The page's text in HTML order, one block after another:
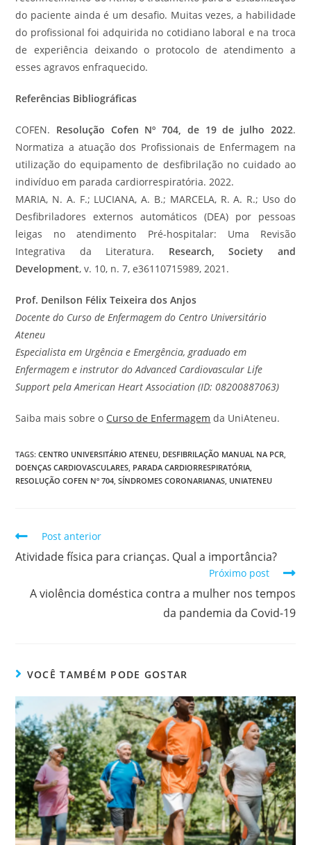
do paciente ainda é um desafio. Muitas vezes, a habilidade
do profissional foi adquirida no cotidiano laboral e na troca
de experiência deixando o protocolo de atendimento a
esses agravos enfraquecido.
Referências Bibliográficas
COFEN. Resolução Cofen Nº 704, de 19 de julho 2022.
Normatiza a atuação dos Profissionais de Enfermagem na
utilização do equipamento de desfibrilação no cuidado ao
indivíduo em parada cardiorrespiratória. 2022.
MARIA, N. A. F.; LUCIANA, A. B.; MARCELA, R. A. R.; Uso do
Desfibriladores externos automáticos (DEA) por pessoas
leigas no atendimento Pré-hospitalar: Uma Revisão
Integrativa da Literatura. Research, Society and
Development, v. 10, n. 7, e36110715989, 2021.
Prof. Denilson Félix Teixeira dos Anjos
Docente do Curso de Enfermagem do Centro Universitário
Ateneu
Especialista em Urgência e Emergência, graduado em
Enfermagem einstrutor do Advanced Cardiovascular Life
Support pela American Heart Association (ID: 08200887063)
Saiba mais sobre o Curso de Enfermagem da UniAteneu.
TAGS:CENTRO UNIVERSITÁRIO ATENEU, DESFIBRILAÇÃO MANUAL NA PCR,
DOENÇAS CARDIOVASCULARES, PARADA CARDIORRESPIRATÓRIA,
RESOLUÇÃO COFEN Nº 704, SÍNDROMES CORONARIANAS, UNIATENEU
Post anterior
Atividade física para crianças. Qual a importância?
Próximo post
A violência doméstica contra a mulher nos tempos
da pandemia da Covid-19
VOCÊ TAMBÉM PODE GOSTAR